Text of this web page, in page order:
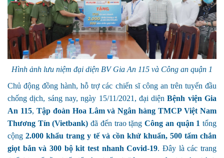
Hình ảnh lưu niệm đại diện BV Gia An 115 và Công an quận 1
Chủ động đồng hành, hỗ trợ các chiến sĩ công an trên tuyến đầu
chống dịch, sáng nay, ngày 15/11/2021, đại diệnBệnh viện Gia
An 115, Tập đoàn Hoa Lâm và Ngân hàng TMCP Việt Nam
Thương Tín (Vietbank) đã đến trao tặngCông an quận 1 tổng
cộng 2.000 khẩu trang y tế và cồn khử khuẩn, 500 tấm chắn
giọt bắn và 300 bộ kit test nhanh Covid-19. Đây là các trang